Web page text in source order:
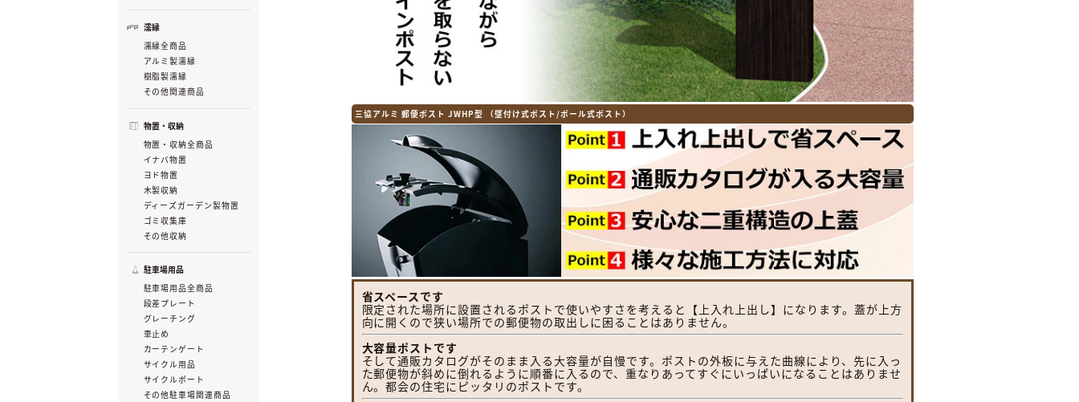
三協アルミ 郵便ポスト JWHP型 （壁付け式ポスト/ポール式ポスト）
省スペースです
限定された場所に設置されるポストで使いやすさを考えると【上入れ上出し】になります。蓋が上方
向に開くので狭い場所での郵便物の取出しに困ることはありません。
大容量ポストです
そして通販カタログがそのまま入る大容量が自慢です。ポストの外板に与えた曲線により、先に入っ
た郵便物が斜めに倒れるように順番に入るので、重なりあってすぐにいっぱいになることはありませ
ん。都会の住宅にピッタリのポストです。
濡縁
濡縁全商品
アルミ製濡縁
樹脂製濡縁
その他関連商品
物置・収納
物置・収納全商品
イナバ物置
ヨド物置
木製収納
ディーズガーデン製物置
ゴミ収集庫
その他収納
駐車場用品
駐車場用品全商品
段差プレート
グレーチング
車止め
カーテンゲート
サイクル用品
サイクルポート
その他駐車場関連商品